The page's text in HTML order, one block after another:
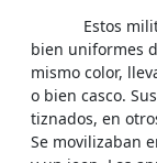
Estos
bien uniformes
mismo color,
o bien casco.
tiznados, en
Se movilizaban